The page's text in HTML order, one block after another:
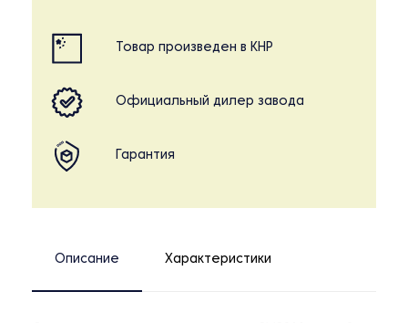
Товар произведен в КНР
Официальный дилер завода
Гарантия
Описание Характеристики